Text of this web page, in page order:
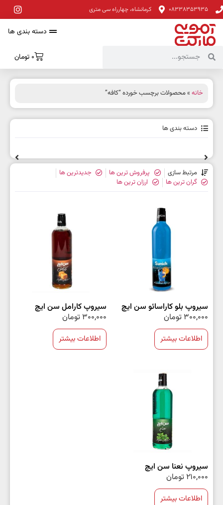
08338353935 کرمانشاه، چهارراه سی متری
دسته بندی ها
0 تومان
خانه » محصولات برچسب خورده “کافه”
دسته بندی ها
مرتبط سازی پرفروش ترین ها
جدیدترین ها
گران ترین ها
ارزان ترین ها
سیروپ بلو کاراسائو سن ایچ
300,000 تومان
اطلاعات بیشتر
سیروپ کارامل سن ایچ
300,000 تومان
اطلاعات بیشتر
سیروپ نعنا سن ایچ
210,000 تومان
اطلاعات بیشتر